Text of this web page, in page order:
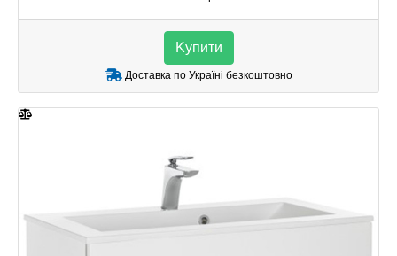
Kупити
Доставка по Україні безкоштовно